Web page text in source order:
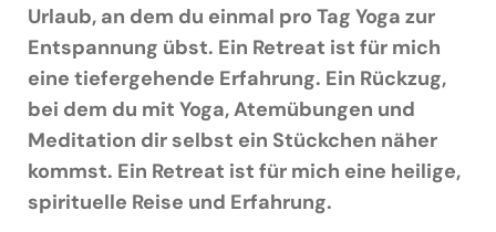
Urlaub, an dem du einmal pro Tag Yoga zur
Entspannung übst. Ein Retreat ist für mich
eine tiefergehende Erfahrung. Ein Rückzug,
bei dem du mit Yoga, Atemübungen und
Meditation dir selbst ein Stückchen näher
kommst. Ein Retreat ist für mich eine heilige,
spirituelle Reise und Erfahrung.